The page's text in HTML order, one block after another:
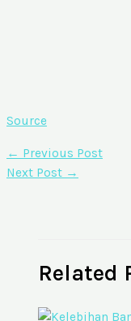
Source
← Previous Post
Next Post →
Related